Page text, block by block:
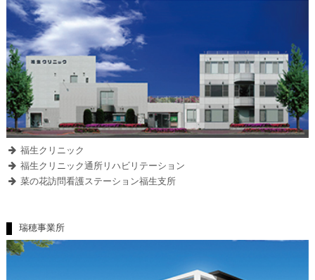
福生クリニック
福生クリニック通所リハビリテーション
菜の花訪問看護ステーション福生支所
瑞穂事業所